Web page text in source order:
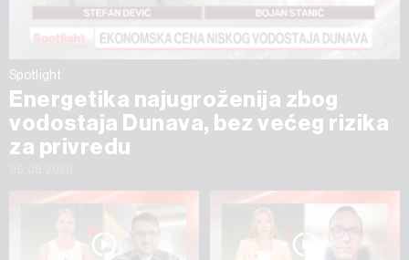
Spotlight
Energetika najugroženija zbog
vodostaja Dunava, bez većeg rizika
za privredu